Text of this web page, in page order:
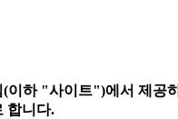
하 "사이트")에서 제공
합니다.